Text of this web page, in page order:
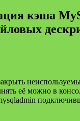
кэша
её можно в